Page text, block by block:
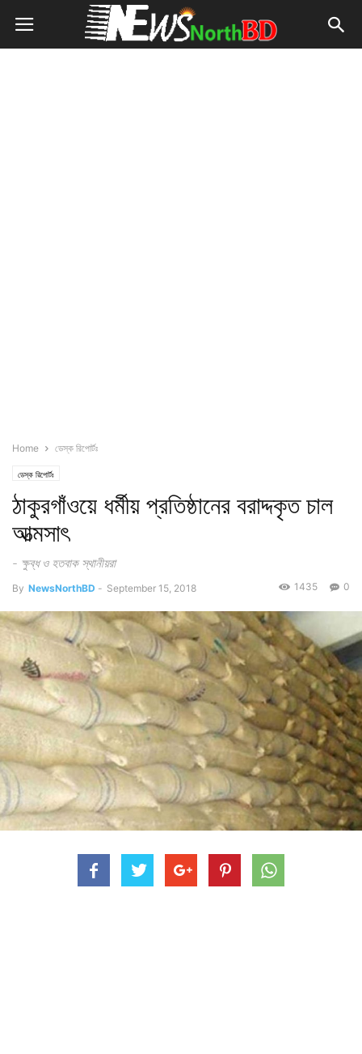
Home ডেস্ক রিপোর্টঃ
ডেস্ক রিপোর্টঃ
ঠাকুরগাঁওয়ে ধর্মীয় প্রতিষ্ঠানের বরাদ্দকৃত চাল
আত্মসাৎ
- ক্ষুব্ধ ও হতবাক স্থানীয়রা
By NewsNorthBD - September 15, 2018 0
1435